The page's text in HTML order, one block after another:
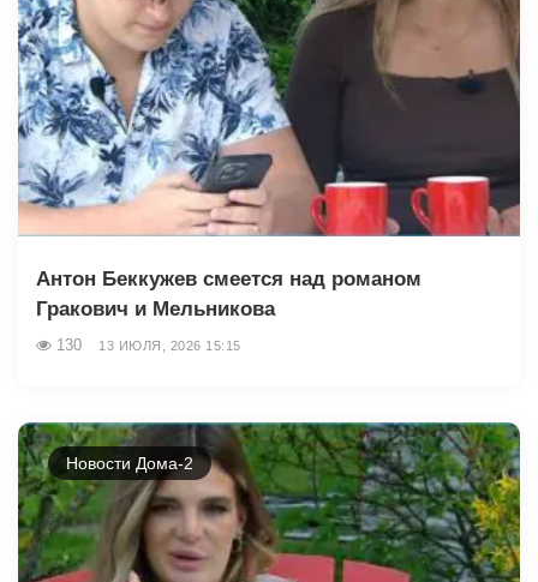
Антон Беккужев смеется над романом
Гракович и Мельникова
130 13 ИЮЛЯ, 2026 15:15
Новости Дома-2